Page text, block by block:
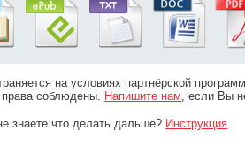
на условиях партнёрской
права соблюдены. Напишите нам, если Вы
знаете что делать дальше? Инструкция.